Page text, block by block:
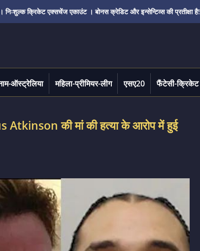
क्रिकेट एक्सचेंज एकाउंट । बोनस क्रेडिट और इन्सेन्टिव्स की प्रतीक्षा है!
ऑस्ट्रेलिया महिला-प्रीमियर-लीग एसए20 फैंटेसी-क्रिकेट
Atkinson की मां की हत्या के आरोप में हुई